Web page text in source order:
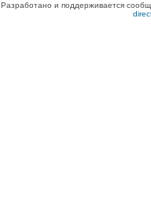
Разработано и поддерживается